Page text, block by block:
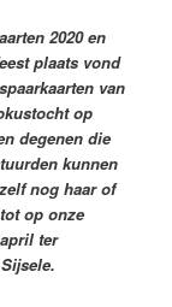
2020 en
plaats vond
van
op
degenen die
kunnen
nog haar of
op onze
ter